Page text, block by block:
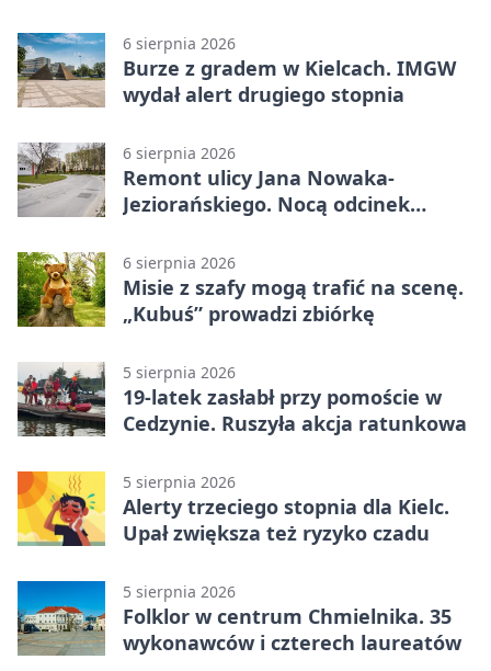
6 sierpnia 2026
Burze z gradem w Kielcach. IMGW
wydał alert drugiego stopnia
6 sierpnia 2026
Remont ulicy Jana Nowaka-
Jeziorańskiego. Nocą odcinek
6 sierpnia 2026
Misie z szafy mogą trafić na scenę.
„Kubuś” prowadzi zbiórkę
5 sierpnia 2026
19-latek zasłabł przy pomoście w
Cedzynie. Ruszyła akcja ratunkowa
5 sierpnia 2026
Alerty trzeciego stopnia dla Kielc.
Upał zwiększa też ryzyko czadu
5 sierpnia 2026
Folklor w centrum Chmielnika. 35
wykonawców i czterech laureatów